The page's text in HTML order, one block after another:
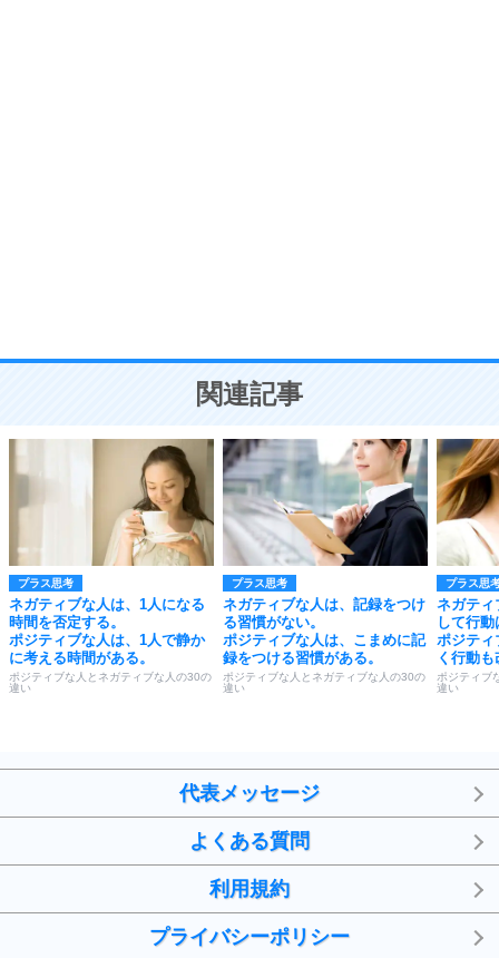
ことが大切。
関連記事
プラス思考
ネガティブな人は、1人になる
時間を否定する。
ポジティブな人は、1人で静か
に考える時間がある。
ポジティブな人とネガティブな人の30の
違い
プラス思考
ネガティブな人は、記録をつけ
る習慣がない。
ポジティブな人は、こまめに記
録をつける習慣がある。
ポジティブな人とネガティブな人の30の
違い
プラス思
ネガティ
して行
ポジティ
く行動
ポジティブ
違い
代表メッセージ
よくある質問
利用規約
プライバシーポリシー